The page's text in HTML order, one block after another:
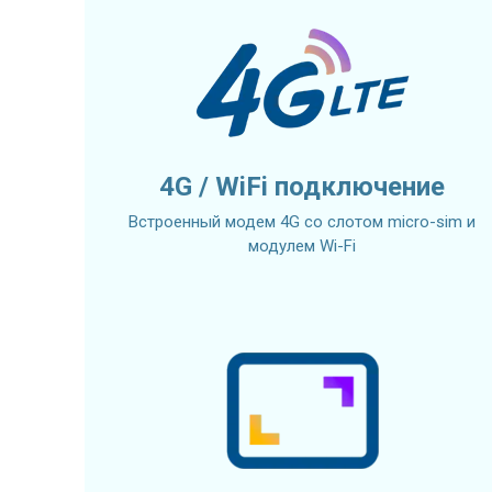
4G / WiFi подключение
Встроенный модем 4G со слотом micro-sim и
модулем Wi-Fi